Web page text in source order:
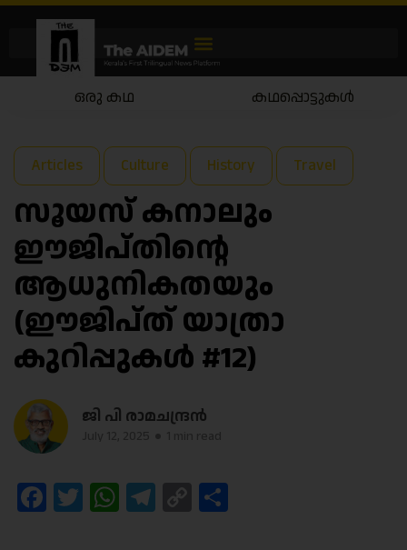
കഥപ്പൊട്ടുകൾ കഥയാട്ടം
Articles Culture History Travel
സൂയസ് കനാലും
ഈജിപ്തിന്റെ
ആധുനികതയും
(ഈജിപ്ത് യാത്രാ
കുറിപ്പുകൾ #12)
ജി പി രാമചന്ദ്രന്‍
Facebook
Twitter
WhatsApp
Telegram
Copy
Link